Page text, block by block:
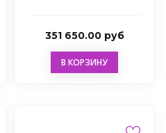
351 650.00 руб
В КОРЗИНУ